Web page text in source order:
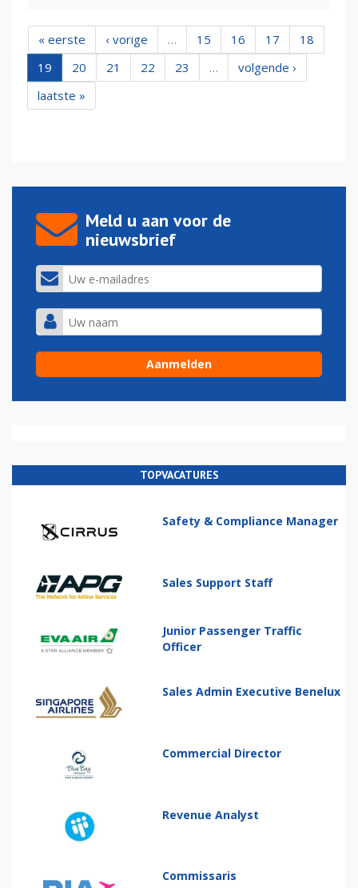
« eerste ‹ vorige … 15 16 17
18
19
20 21 22 23 …
volgende ›
laatste »
Meld u aan voor de
nieuwsbrief
TOPVACATURES
Safety & Compliance Manager
Sales Support Staff
Junior Passenger Traffic
Officer
Sales Admin Executive Benelux
Commercial Director
Revenue Analyst
Commissaris